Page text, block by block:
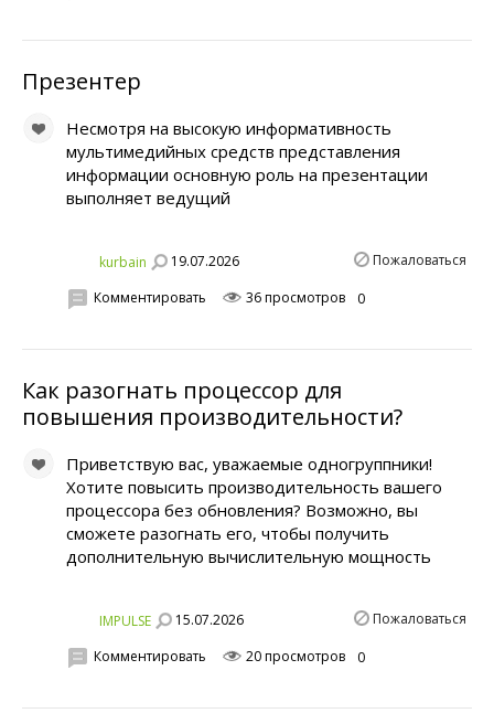
Презентер
Несмотря на высокую информативность
мультимедийных средств представления
информации основную роль на презентации
выполняет ведущий
kurbain 19.07.2026 Пожаловаться
Комментировать 36 просмотров 0
Как разогнать процессор для
повышения производительности?
Приветствую вас, уважаемые одногруппники!
Хотите повысить производительность вашего
процессора без обновления? Возможно, вы
сможете разогнать его, чтобы получить
дополнительную вычислительную мощность
IMPULSE 15.07.2026 Пожаловаться
Комментировать 20 просмотров 0